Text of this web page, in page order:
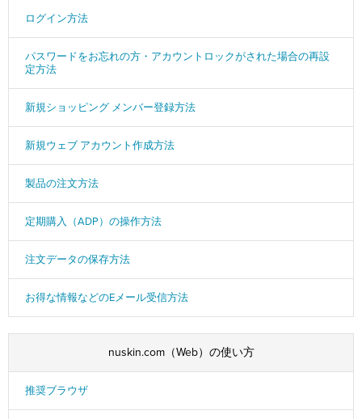
ログイン方法
パスワードをお忘れの方・アカウントロックがされた場合の再設
定方法
新規ショッピング メンバー登録方法
新規ウェブ アカウント作成方法
製品の注文方法
定期購入（ADP）の操作方法
注文データの保存方法
お得な情報などのEメール受信方法
nuskin.com（Web）の使い方
推奨ブラウザ